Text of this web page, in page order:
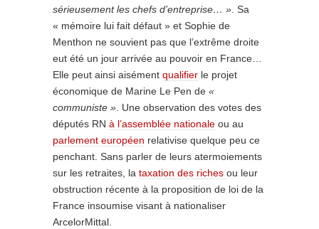
sérieusement les chefs d’entreprise… ». Sa
« mémoire lui fait défaut » et Sophie de
Menthon ne souvient pas que l’extrême droite
eut été un jour arrivée au pouvoir en France…
Elle peut ainsi aisément qualifier le projet
économique de Marine Le Pen de «
communiste ». Une observation des votes des
députés RN à l’assemblée nationale ou au
parlement européen relativise quelque peu ce
penchant. Sans parler de leurs atermoiements
sur les retraites, la taxation des riches ou leur
obstruction récente à la proposition de loi de la
France insoumise visant à nationaliser
ArcelorMittal.